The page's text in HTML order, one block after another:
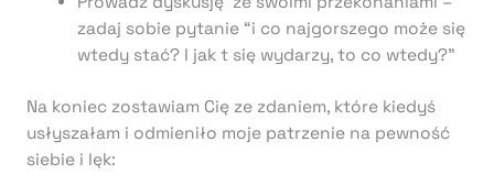
zadaj sobie pytanie “i co najgorszego może się
wtedy stać? I jak t się wydarzy, to co wtedy?”
Na koniec zostawiam Cię ze zdaniem, które kiedyś
usłyszałam i odmieniło moje patrzenie na pewność
siebie i lęk: